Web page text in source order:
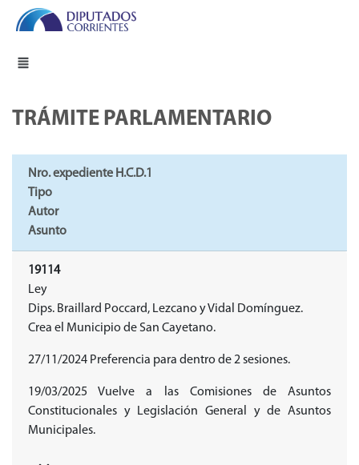
TRÁMITE PARLAMENTARIO
Nro. expediente H.C.D.1
Tipo
Autor
Asunto
19114
Ley
Dips. Braillard Poccard, Lezcano y Vidal Domínguez.
Crea el Municipio de San Cayetano.
27/11/2024 Preferencia para dentro de 2 sesiones.
19/03/2025 Vuelve a las Comisiones de Asuntos
Constitucionales y Legislación General y de Asuntos
Municipales.